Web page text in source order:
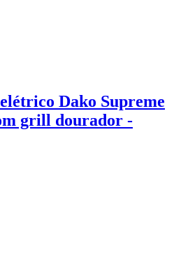
Dako Supreme
grill dourador -